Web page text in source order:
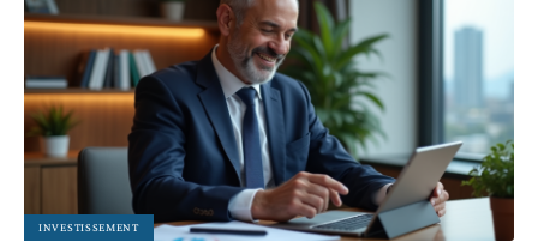
INVESTISSEMENT